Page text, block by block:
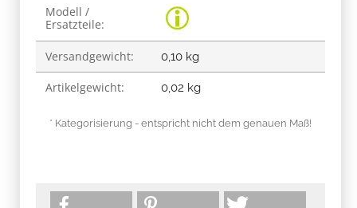
Produkteigenschaft
Wert
Modell /
Ersatzteile:
Versandgewicht: 0,10 kg
Artikelgewicht: 0,02 kg
* Kategorisierung - entspricht nicht dem genauen Maß!